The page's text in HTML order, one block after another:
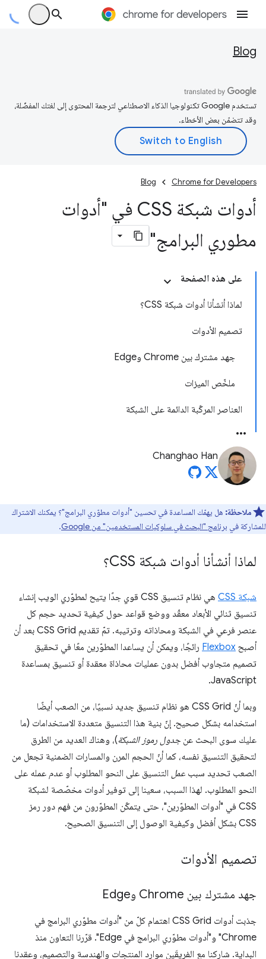
Blog
تستخدم Google تكنولوجيا الذكاء الاصطناعي لترجمة المحتوى إلى لغتك المفضّلة،
وقد تتضمّن بعض الأخطاء.
Chrome for Developers
Blog
أدوات شبكة CSS في "أدوات
مطوري البرامج"
على هذه الصفحة
لماذا أنشأنا أدوات شبكة CSS؟
تصميم الأدوات
جهد مشترك بين Chrome وEdge
ملخّص الميزات
العناصر المركّبة الدائمة على الشبكة
Changhao Han
ملاحظة: هل يهمّك المساعدة في تحسين "أدوات مطوّري البرامج"؟ يمكنك الاشتراك
للمشاركة في برنامج "البحث في سلوكيات المستخدمين" من Google .
لماذا أنشأنا أدوات شبكة CSS؟
شبكة CSS
هي نظام تنسيق CSS قوي جدًا يتيح لمطوّري الويب إنشاء
تنسيق ثنائي الأبعاد معقّد ووضع قواعد حول كيفية تحديد حجم كل
عنصر فرعي في الشبكة ومحاذاته وترتيبه. تمّ تقديم CSS Grid بعد أن
أصبح Flexbox رائجًا، ويمكن أن يساعدا المطوّرين معًا في تحقيق
تصميم متجاوب أفضل بدون عمليات محاذاة معقدة أو تنسيق بمساعدة
JavaScript.
وبما أنّ CSS Grid هو نظام تنسيق جديد نسبيًا، من الصعب أيضًا
استخدامه بشكل صحيح. إنّ بنية هذا التنسيق متعددة الاستخدامات (ما
عليك سوى البحث عن جدول رموز الشبكة)، وهناك العديد من الطرق
لتحقيق التنسيق نفسه، كما أنّ الحجم المرن والمسارات الضمنية تجعل من
الصعب تحديد سبب عمل التنسيق على النحو المطلوب أو عدم عمله على
النحو المطلوب. لهذا السبب، سعينا إلى توفير أدوات مخصّصة لشبكة
CSS في "أدوات المطوّرين"، حتى يتمكّن المطوّرون من فهم دور رمز
CSS بشكل أفضل وكيفية الوصول إلى التنسيق الصحيح.
تصميم الأدوات
جهد مشترك بين Chrome وEdge
جذبت أدوات CSS Grid اهتمام كلّ من "أدوات مطوّري البرامج في
Chrome" و"أدوات مطوّري البرامج في Edge". قرّرنا التعاون منذ
البداية. شاركنا مع الفريقَين موارد المنتجات والهندسة والتصميم، وعقدنا